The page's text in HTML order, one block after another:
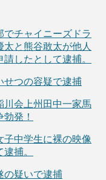
チャイニーズドラ
と熊谷敢太が他人
したとして逮捕。
せつの容疑で逮捕
川会上州田中一家馬
発！
子中学生に裸の映像
捕。
の疑いで逮捕